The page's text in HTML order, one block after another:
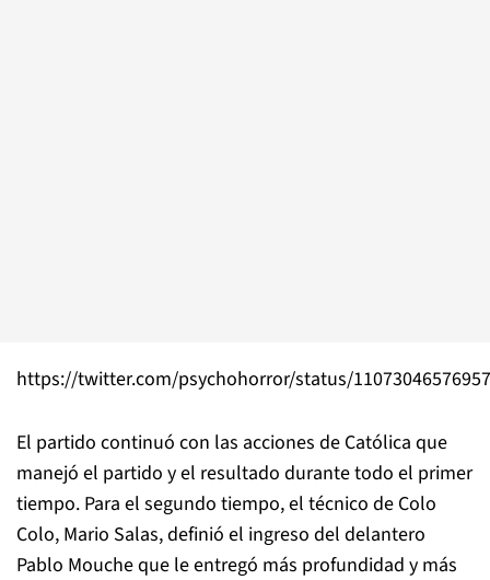
https://twitter.com/psychohorror/status/
El partido continuó con las acciones de Católica que
manejó el partido y el resultado durante todo el primer
tiempo. Para el segundo tiempo, el técnico de Colo
Colo, Mario Salas, definió el ingreso del delantero
Pablo Mouche que le entregó más profundidad y más